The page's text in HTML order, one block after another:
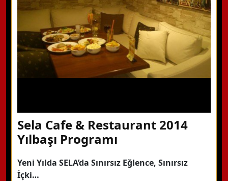
Sela Cafe & Restaurant 2014
Yılbaşı Programı
Yeni Yılda SELA’da Sınırsız Eğlence, Sınırsız
İçki…